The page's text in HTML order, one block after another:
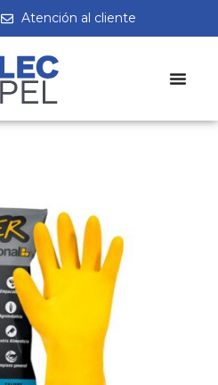
Atención al cliente